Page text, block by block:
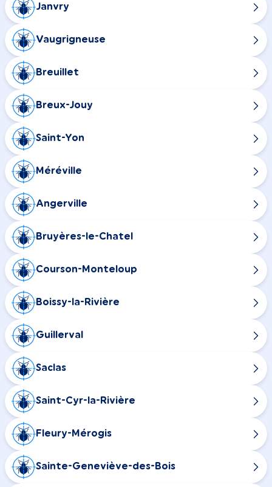
Janvry
Vaugrigneuse
Breuillet
Breux-Jouy
Saint-Yon
Méréville
Angerville
Bruyères-le-Chatel
Courson-Monteloup
Boissy-la-Rivière
Guillerval
Saclas
Saint-Cyr-la-Rivière
Fleury-Mérogis
Sainte-Geneviève-des-Bois